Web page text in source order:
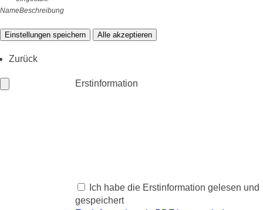
NameBeschreibung
Einstellungen speichern Alle akzeptieren
Zurück
Erstinformation
Ich habe die Erstinformation gelesen und
gespeichert